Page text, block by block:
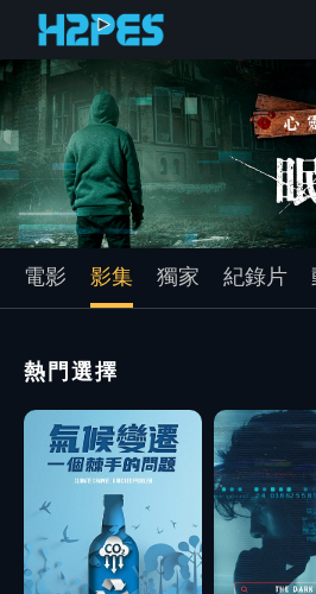
電影 影集 獨家 紀錄片
熱門選擇